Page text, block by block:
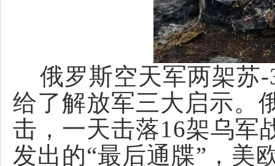
俄罗斯空天军两架苏-
给了解放军三大启示。
击，一天击落16架乌军
发出的“最后通牒”，美